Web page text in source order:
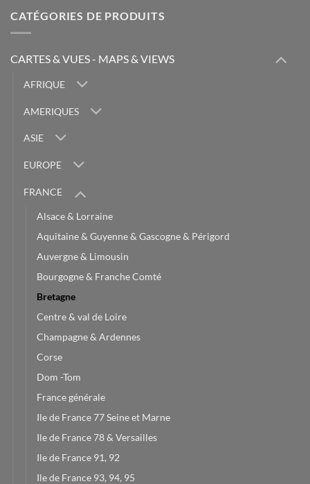
CATÉGORIES DE PRODUITS
CARTES & VUES - MAPS & VIEWS
AFRIQUE
AMERIQUES
ASIE
EUROPE
FRANCE
Alsace & Lorraine
Aquitaine & Guyenne & Gascogne & Périgord
Auvergne & Limousin
Bourgogne & Franche Comté
Bretagne
Centre & val de Loire
Champagne & Ardennes
Corse
Dom -Tom
France générale
Ile de France 77 Seine et Marne
Ile de France 78 & Versailles
Ile de France 91, 92
Ile de France 93, 94, 95